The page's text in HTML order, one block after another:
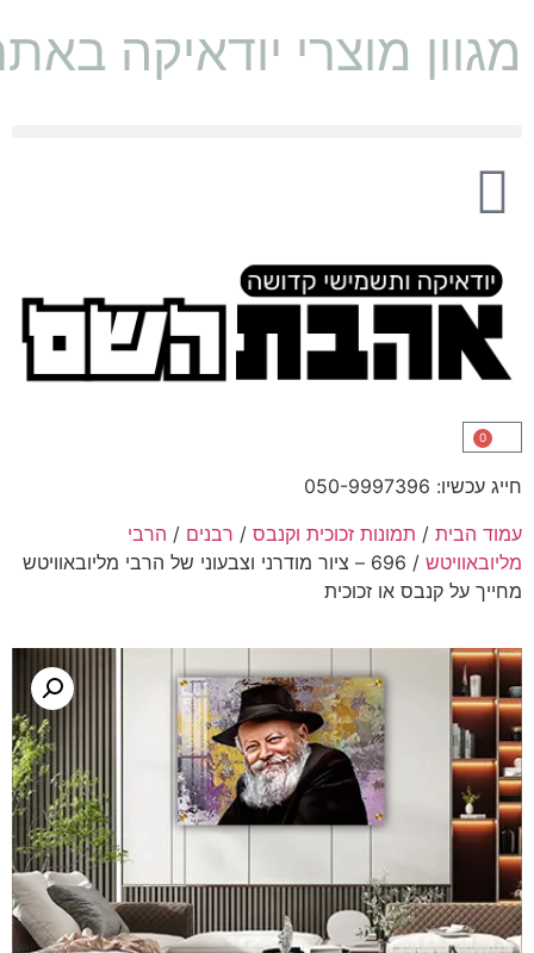
מגוון מוצרי יודאיקה
0
חייג עכשיו: 050-9997396
עמוד הבית / תמונות זכוכית וקנבס / רבנים / הרבי
מליובאוויטש
/ 696 – ציור מודרני וצבעוני של הרבי מליובאוויטש
מחייך על קנבס או זכוכית